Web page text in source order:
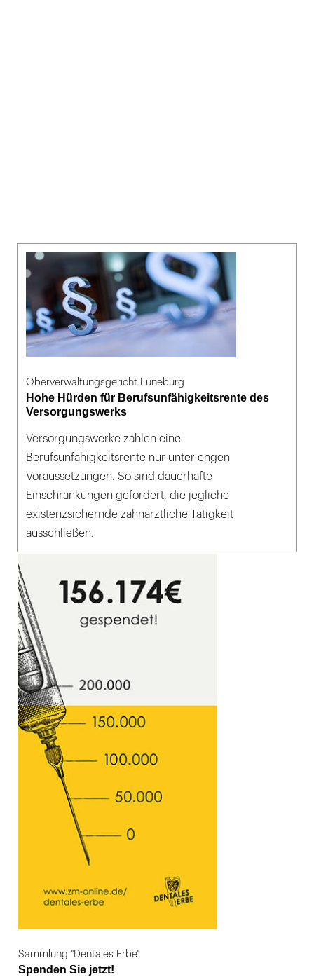
Oberverwaltungsgericht Lüneburg
Hohe Hürden für Berufsunfähigkeitsrente des
Versorgungswerks
Versorgungswerke zahlen eine
Berufsunfähigkeitsrente nur unter engen
Voraussetzungen. So sind dauerhafte
Einschränkungen gefordert, die jegliche
existenzsichernde zahnärztliche Tätigkeit
ausschließen.
Sammlung "Dentales Erbe"
Spenden Sie jetzt!